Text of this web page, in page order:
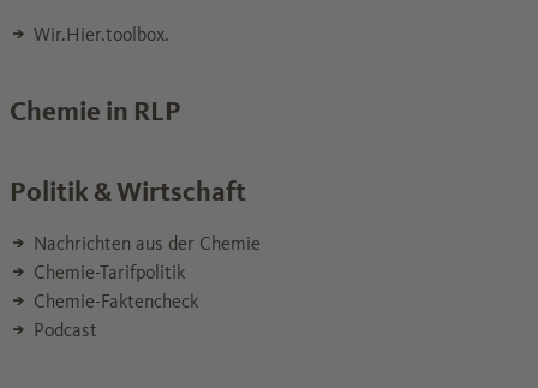
Wir.Hier.toolbox.
Chemie in RLP
Politik & Wirtschaft
Nachrichten aus der Chemie
Chemie-Tarifpolitik
Chemie-Faktencheck
Podcast